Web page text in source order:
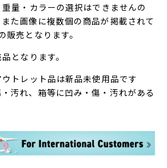
量・カラーの選択はできませんの
た画像に複数個の商品が掲載されて
販売となります。
となります。
トレット品は新品未使用品です
汚れ、箱等に凹み・傷・汚れがある